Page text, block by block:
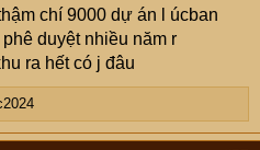
chí 9000 dự án l úcban
duyệt nhiều năm r
ra hết có j đâu